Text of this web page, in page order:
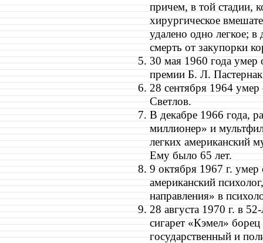
причем, в той стадии,
хирургическое
удалено одно легкое;
смерть от закупорки
30 мая 1960 года умер
премии Б. Л.
28 сентября 1964
Светлов.
В декабре 1966 года,
миллионер» и
легких американский
Ему было 65 лет.
9 октября 1967 г.
американский
направления» в
28 августа 1970 г. в
сигарет «Кэмел» борец
государственный и